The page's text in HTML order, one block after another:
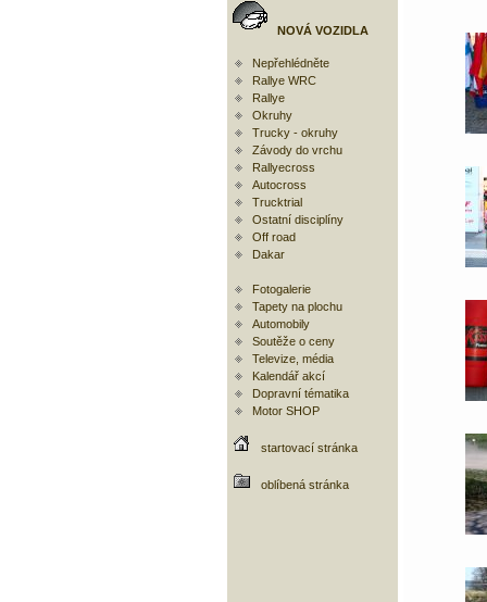
NOVÁ VOZIDLA
Nepřehlédněte
Rallye WRC
Rallye
Okruhy
Trucky - okruhy
Závody do vrchu
Rallyecross
Autocross
Trucktrial
Ostatní disciplíny
Off road
Dakar
Fotogalerie
Tapety na plochu
Automobily
Soutěže o ceny
Televize, média
Kalendář akcí
Dopravní tématika
Motor SHOP
startovací stránka
oblíbená stránka